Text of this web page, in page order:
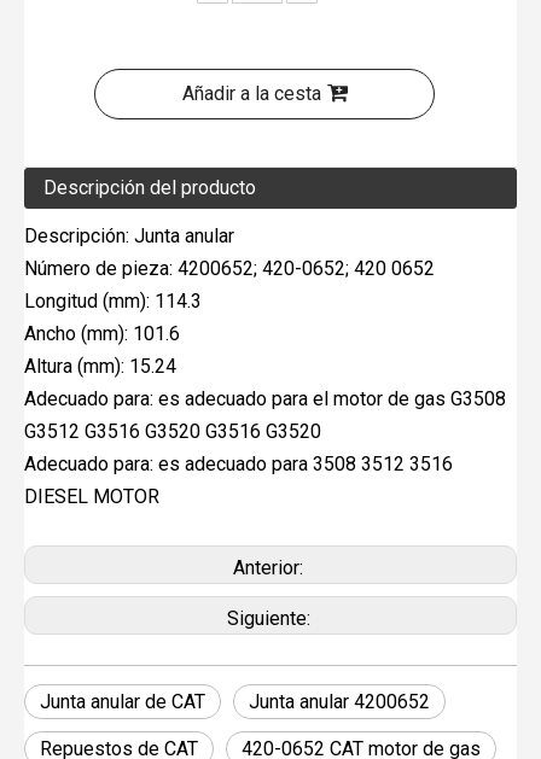
Añadir a la cesta
Descripción del producto
Descripción: Junta anular
Número de pieza: 4200652; 420-0652; 420 0652
Longitud (mm): 114.3
Ancho (mm): 101.6
Altura (mm): 15.24
Adecuado para: es adecuado para el motor de gas G3508
G3512 G3516 G3520 G3516 G3520
Adecuado para: es adecuado para 3508 3512 3516
DIESEL MOTOR
Anterior:
Siguiente:
Junta anular de CAT Junta anular 4200652
Repuestos de CAT 420-0652 CAT motor de gas